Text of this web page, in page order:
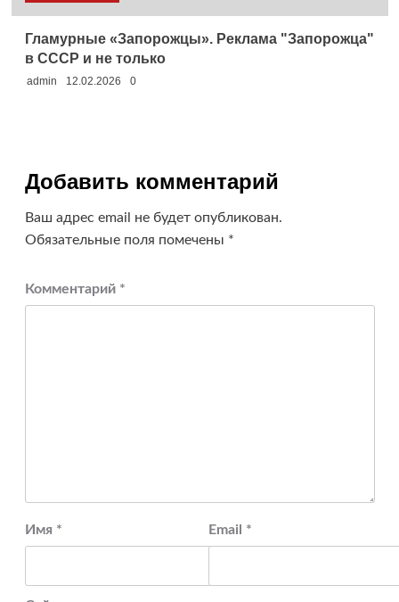
Гламурные «Запорожцы». Реклама "Запорожца"
в СССР и не только
admin 12.02.2026 0
Добавить комментарий
Ваш адрес email не будет опубликован.
Обязательные поля помечены *
Комментарий *
Имя * Email *